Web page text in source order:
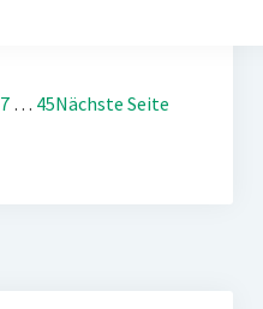
7 … 45Nächste Seite